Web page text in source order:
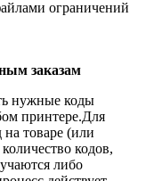
ограничений
заказам
нужные коды
принтере.Для
на товаре (или
кодов,
либо